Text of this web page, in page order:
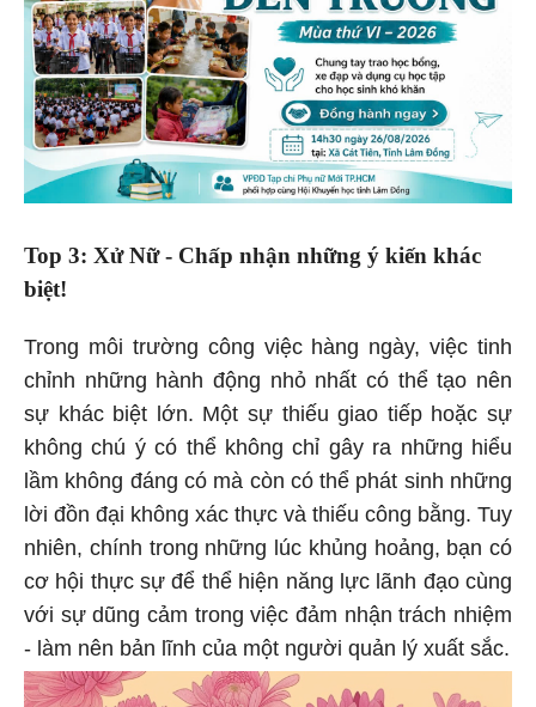
Top 3: Xử Nữ - Chấp nhận những ý kiến khác
biệt!
Trong môi trường công việc hàng ngày, việc tinh
chỉnh những hành động nhỏ nhất có thể tạo nên
sự khác biệt lớn. Một sự thiếu giao tiếp hoặc sự
không chú ý có thể không chỉ gây ra những hiểu
lầm không đáng có mà còn có thể phát sinh những
lời đồn đại không xác thực và thiếu công bằng. Tuy
nhiên, chính trong những lúc khủng hoảng, bạn có
cơ hội thực sự để thể hiện năng lực lãnh đạo cùng
với sự dũng cảm trong việc đảm nhận trách nhiệm
- làm nên bản lĩnh của một người quản lý xuất sắc.